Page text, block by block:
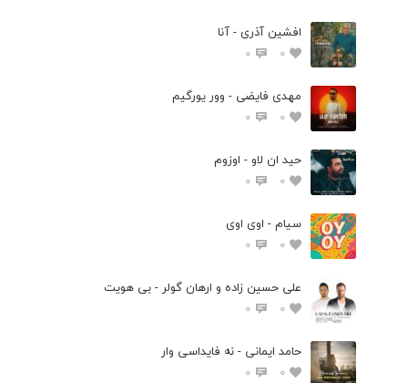
افشین آذری - آنا
0
0
مهدی فایضی - وور یورگیم
0
0
حید ان لاو - اوزوم
0
0
سیام - اوی اوی
0
0
علی حسین زاده و ارهان گولر - بی هویت
0
0
حامد ایمانی - نه فایداسی وار
0
0